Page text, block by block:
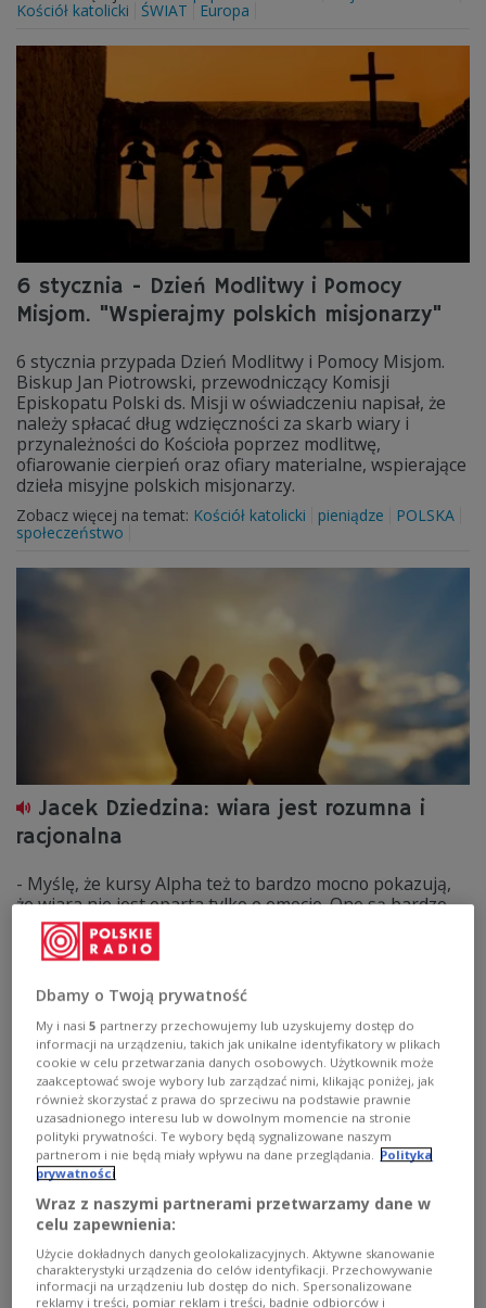
Kościół katolicki
ŚWIAT Europa
6 stycznia - Dzień Modlitwy i Pomocy
Misjom. "Wspierajmy polskich misjonarzy"
6 stycznia przypada Dzień Modlitwy i Pomocy Misjom.
Biskup Jan Piotrowski, przewodniczący Komisji
Episkopatu Polski ds. Misji w oświadczeniu napisał, że
należy spłacać dług wdzięczności za skarb wiary i
przynależności do Kościoła poprzez modlitwę,
ofiarowanie cierpień oraz ofiary materialne, wspierające
dzieła misyjne polskich misjonarzy.
Zobacz więcej na temat: Kościół katolicki pieniądze
POLSKA
społeczeństwo
Jacek Dziedzina: wiara jest rozumna i
racjonalna
- Myślę, że kursy Alpha też to bardzo mocno pokazują,
że wiara nie jest oparta tylko o emocje. One są bardzo
ważne, ale wiara jest racjonalna. Dlatego nie mamy
powodu, żeby obawiać się rzeczowych pytań. Bardzo
podoba mi się przykład ewangelistów, którzy nie
lukrowali życiorysu św. Piotra i innych apostołów. Robiąc
często hagiografię z naszych świętych, zachowujemy się,
jakbyśmy nie czytali ewangelii, która pokazuje świętych
z krwi i kości - mówił w Dwójce Jacek Dziedzina, socjolog,
dziennikarz i publicysta "Gościa Niedzielnego".
Zobacz więcej na temat:wiara Kościół
Dwójka
Michał Szułdrzyński kurs
Dbamy o Twoją prywatność
My i nasi5 partnerzy przechowujemy lub uzyskujemy dostęp do
informacji na urządzeniu, takich jak unikalne identyfikatory w plikach
cookie w celu przetwarzania danych osobowych. Użytkownik może
zaakceptować swoje wybory lub zarządzać nimi, klikając poniżej, jak
również skorzystać z prawa do sprzeciwu na podstawie prawnie
uzasadnionego interesu lub w dowolnym momencie na stronie
polityki prywatności. Te wybory będą sygnalizowane naszym
partnerom i nie będą miały wpływu na dane przeglądania.
Polityka
prywatności
Wraz z naszymi partnerami przetwarzamy dane w
celu zapewnienia:
Użycie dokładnych danych geolokalizacyjnych. Aktywne skanowanie
charakterystyki urządzenia do celów identyfikacji. Przechowywanie
informacji na urządzeniu lub dostęp do nich. Spersonalizowane
reklamy i treści, pomiar reklam i treści, badnie odbiorców i